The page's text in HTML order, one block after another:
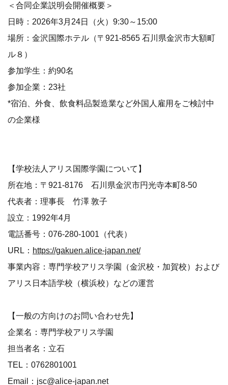
＜合同企業説明会開催概要＞
日時：2026年3月24日（火）9:30～15:00
場所：金沢国際ホテル（〒921-8565 石川県金沢市大額町
ル８）
参加学生：約90名
参加企業：23社
*宿泊、外食、飲食料品製造業など外国人雇用をご検討中
の企業様
【学校法人アリス国際学園について】
所在地：〒921-8176 石川県金沢市円光寺本町8-50
代表者：理事長 竹澤 敦子
設立：1992年4月
電話番号：076-280-1001（代表）
URL： https://gakuen.alice-japan.net/
事業内容：専門学校アリス学園（金沢校・加賀校）および
アリス日本語学校（横浜校）などの運営
【一般の方向けのお問い合わせ先】
企業名：専門学校アリス学園
担当者名：立石
TEL：0762801001
Email：jsc@alice-japan.net